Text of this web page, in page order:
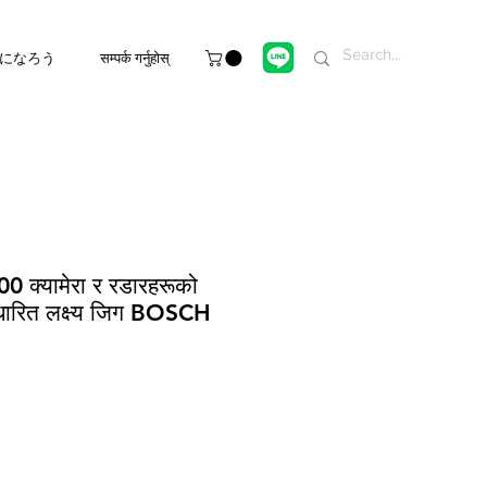
なろう सम्पर्क गर्नुहोस्
क्यामेरा र रडारहरूको
लक्ष्य जिग BOSCH